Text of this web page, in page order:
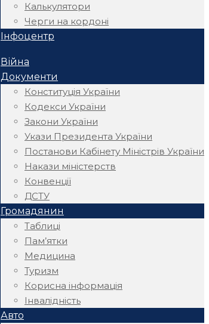
Калькулятори
Черги на кордоні
Інфоцентр
Війна
Документи
Конституція України
Кодекси України
Закони України
Укази Президента України
Постанови Кабінету Міністрів України
Накази міністерств
Конвенції
ДСТУ
Громадянин
Таблиці
Пам’ятки
Медицина
Туризм
Корисна інформація
Інвалідність
Авто